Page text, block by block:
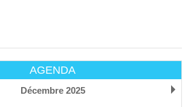
AGENDA
Décembre 2025